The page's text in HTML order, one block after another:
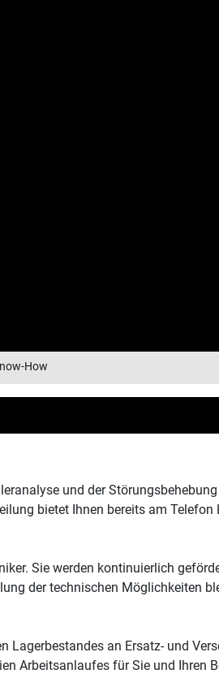
How
und der
bietet Ihnen bereits am Telefon
Sie werden kontinuierlich
der technischen Möglichkeiten
an Ersatz- und
Arbeitsanlaufes für Sie und Ihren